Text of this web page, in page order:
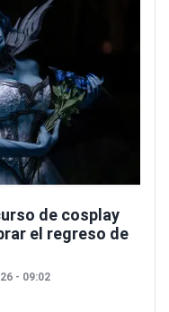
de cosplay
el regreso de
- 09:02